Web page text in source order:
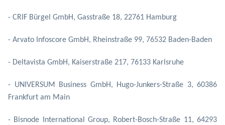
- CRIF Bürgel GmbH, Gasstraße 18, 22761 Hamburg
- Arvato Infoscore GmbH, Rheinstraße 99, 76532 Baden-Baden
- Deltavista GmbH, Kaiserstraße 217, 76133 Karlsruhe
- UNIVERSUM Business GmbH, Hugo-Junkers-Straße 3, 60386
Frankfurt am Main
- Bisnode International Group, Robert-Bosch-Straße 11, 64293